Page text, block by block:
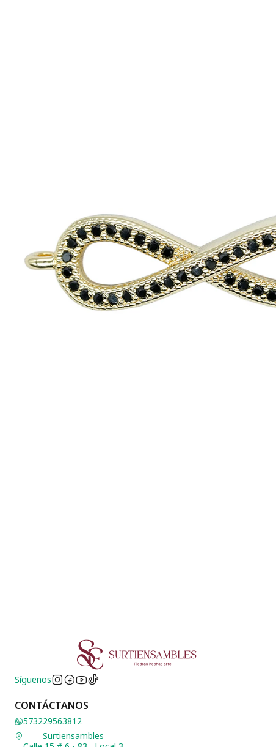
Síguenos
CONTÁCTANOS
573229563812
Surtiensambles